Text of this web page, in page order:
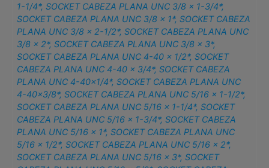
1-1/4*,SOCKET CABEZA PLANA UNC 3/8 x 1-3/4*,
SOCKET CABEZA PLANA UNC 3/8 x 1*,SOCKET CABEZA
PLANA UNC 3/8 x 2-1/2*,SOCKET CABEZA PLANA UNC
3/8 x 2*,SOCKET CABEZA PLANA UNC 3/8 x 3*,
SOCKET CABEZA PLANA UNC 4-40 x 1/2*,SOCKET
CABEZA PLANA UNC 4-40 x 3/4*,SOCKET CABEZA
PLANA UNC 4-40×1/4*,SOCKET CABEZA PLANA UNC
4-40×3/8*,SOCKET CABEZA PLANA UNC 5/16 x 1-1/2*,
SOCKET CABEZA PLANA UNC 5/16 x 1-1/4*,SOCKET
CABEZA PLANA UNC 5/16 x 1-3/4*,SOCKET CABEZA
PLANA UNC 5/16 x 1*,SOCKET CABEZA PLANA UNC
5/16 x 1/2*,SOCKET CABEZA PLANA UNC 5/16 x 2*,
SOCKET CABEZA PLANA UNC 5/16 x 3*,SOCKET